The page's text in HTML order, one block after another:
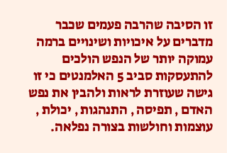
זו הסיבה שהרבה פעמים שכבר
מדברים על איכויות ושינויים ברמה
עמוקה יותר של הנפש הולכים
להתעסקות סביב 5 האלמנטים כי זו
גישה שעוזרת לראות ולהבין את נפש
האדם , תפיסה , התנהגות , יכולת ,
עוצמות וחולשות בצורה נפלאה.